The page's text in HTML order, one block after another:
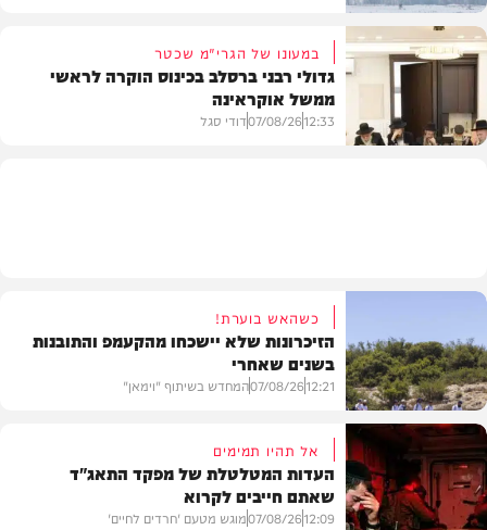
במעונו של הגרי"מ שכטר
גדולי רבני ברסלב בכינוס הוקרה לראשי
ממשל אוקראינה
12:33
07/08/26דודי סגל
וידאו
כשהאש בוערת!
הזיכרונות שלא יישכחו מהקעמפ והתובנות
בשנים שאחרי
12:21
07/08/26המחדש בשיתוף "וימאן"
אל תהיו תמימים
העדות המטלטלת של מפקד התאג"ד
שאתם חייבים לקרוא
12:09
07/08/26מוגש מטעם 'חרדים לחיים'